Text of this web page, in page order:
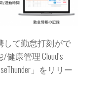
して勤怠打刻がで
康管理 Cloud’s
」をリリー